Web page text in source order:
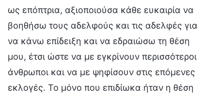
ως επόπτρια, αξιοποιούσα κάθε ευκαιρία να
βοηθήσω τους αδελφούς και τις αδελφές για
να κάνω επίδειξη και να εδραιώσω τη θέση
μου, έτσι ώστε να με εγκρίνουν περισσότεροι
άνθρωποι και να με ψηφίσουν στις επόμενες
εκλογές. Το μόνο που επιδίωκα ήταν η θέση